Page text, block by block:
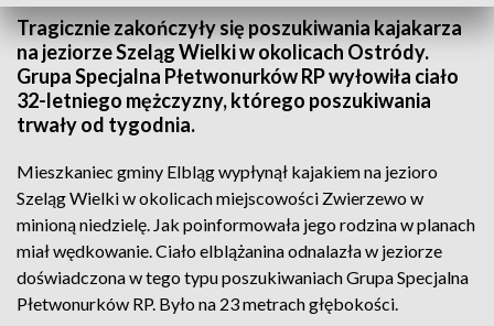
Tragicznie zakończyły się poszukiwania kajakarza
na jeziorze Szeląg Wielki w okolicach Ostródy.
Grupa Specjalna Płetwonurków RP wyłowiła ciało
32-letniego mężczyzny, którego poszukiwania
trwały od tygodnia.
Mieszkaniec gminy Elbląg wypłynął kajakiem na jezioro
Szeląg Wielki w okolicach miejscowości Zwierzewo w
minioną niedzielę. Jak poinformowała jego rodzina w planach
miał wędkowanie. Ciało elblążanina odnalazła w jeziorze
doświadczona w tego typu poszukiwaniach Grupa Specjalna
Płetwonurków RP. Było na 23 metrach głębokości.